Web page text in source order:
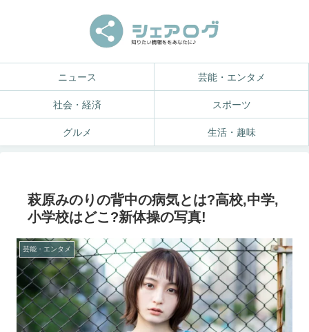
ニュース 芸能・エンタメ
社会・経済 スポーツ
グルメ 生活・趣味
萩原みのりの背中の病気とは?高校,中学,
小学校はどこ?新体操の写真!
芸能・エンタメ